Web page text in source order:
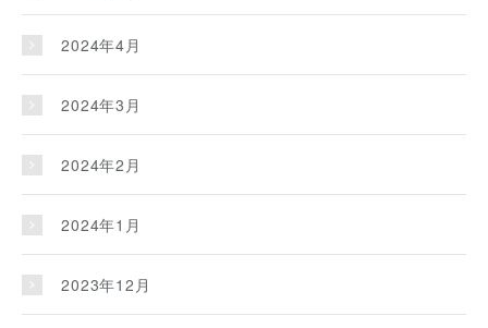
2024年4月
2024年3月
2024年2月
2024年1月
2023年12月